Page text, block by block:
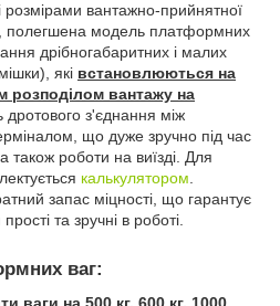
і розмірами вантажно-прийнятної
модель платформних
дрібногабаритних і малих
які встановлюються на
розподілом вантажу на
з'єднання між
що дуже зручно під час
також роботи на виїзді. Для
калькулятором.
запас міцності, що гарантує
та зручні в роботі.
ваг: